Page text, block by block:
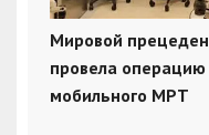
Мировой
провела операцию
мобильного МРТ